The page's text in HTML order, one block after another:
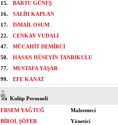
15.
BARTU GÜNEŞ
16.
SALİH KAPLAN
17.
İSMAİL OSUM
22.
CENKAY VUDALI
47.
MÜCAHİT DEMİRCİ
50.
HASAN HÜSEYİN TANRIKULU
77.
MUSTAFA YAŞAR
99.
EFE KANAT
Kulüp Personeli
ERSEM YAĞTUĞ
Malzemeci
BİROL ŞÖFER
Yönetici